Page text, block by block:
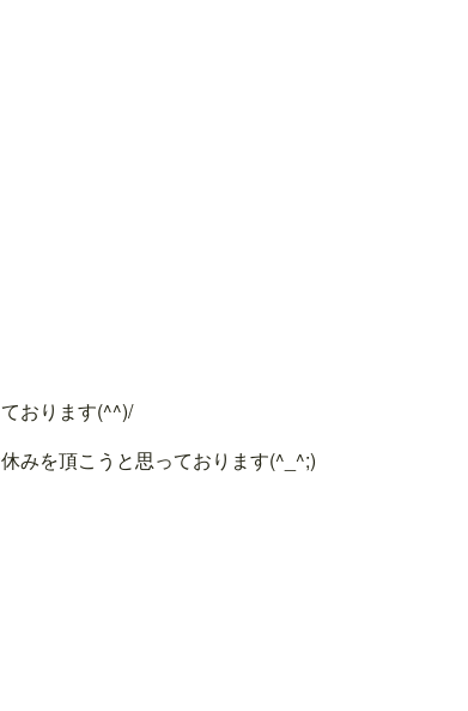
おります(^^)/
みを頂こうと思っております(^_^;)